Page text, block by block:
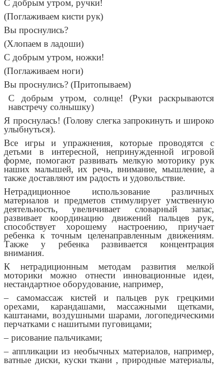
С добрым утром, ручки!
(Поглаживаем кисти рук)
Вы проснулись?
(Хлопаем в ладоши)
С добрым утром, ножки!
(Поглаживаем ноги)
Вы проснулись? (Притопываем)
С добрым утром, солнце! (Руки раскрываются
навстречу солнышку)
Я проснулась! (Голову слегка запрокинуть и широко
улыбнуться).
Все игры и упражнения, которые проводятся с
детьми в интересной, непринужденной игровой
форме, помогают развивать мелкую моторику рук
наших малышей, их речь, внимание, мышление, а
также доставляют им радость и удовольствие.
Нетрадиционное использование различных
материалов и предметов стимулирует умственную
деятельность, увеличивает словарный запас,
развивает координацию движений пальцев рук,
способствует хорошему настроению, приучает
ребенка к точным целенаправленным движениям.
Также у ребенка развивается концентрация
внимания.
К нетрадиционным методам развития мелкой
моторики можно отнести инновационные идеи,
нестандартное оборудование, например,
– самомассаж кистей и пальцев рук грецкими
орехами, карандашами, массажными щетками,
каштанами, воздушными шарами, логопедическими
перчатками с нашитыми пуговицами;
– рисование пальчиками;
– аппликации из необычных материалов, например,
ватные диски, куски ткани , природные материалы,